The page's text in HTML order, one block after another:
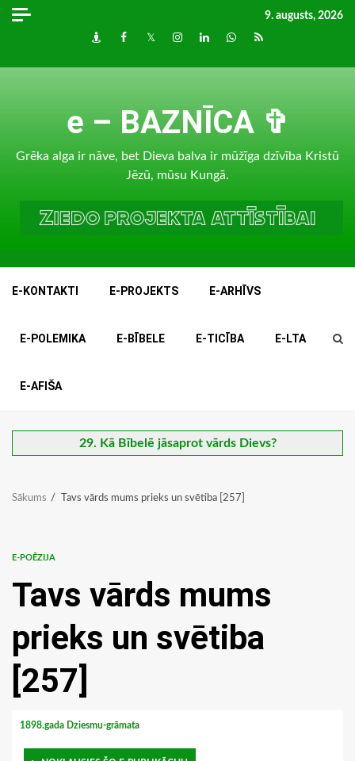
Skip
9. augusts, 2026
DraugiemFacebook
TwitterInstagram
LinkedInwhatsapp
RSS
e – BAZNĪCA ✞
Grēka alga ir nāve, bet Dieva balva ir mūžīga dzīvība Kristū
Jēzū, mūsu Kungā.
E-KONTAKTI E-PROJEKTS E-ARHĪVS
E-POLEMIKA E-BĪBELE E-TICĪBA E-LTA
E-AFIŠA
29. Kā Bībelē jāsaprot vārds Dievs?
Sākums Tavs vārds mums prieks un svētiba [257]
E-POĒZIJA
Tavs vārds mums
prieks un svētiba
[257]
1898.gada Dziesmu-grāmata